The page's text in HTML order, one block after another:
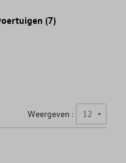
(7)
Weergeven :